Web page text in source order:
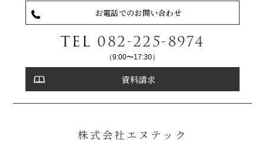
お電話でのお問い合わせ
TEL 082-225-8974
（9:00〜17:30）
資料請求
株式会社エヌテック